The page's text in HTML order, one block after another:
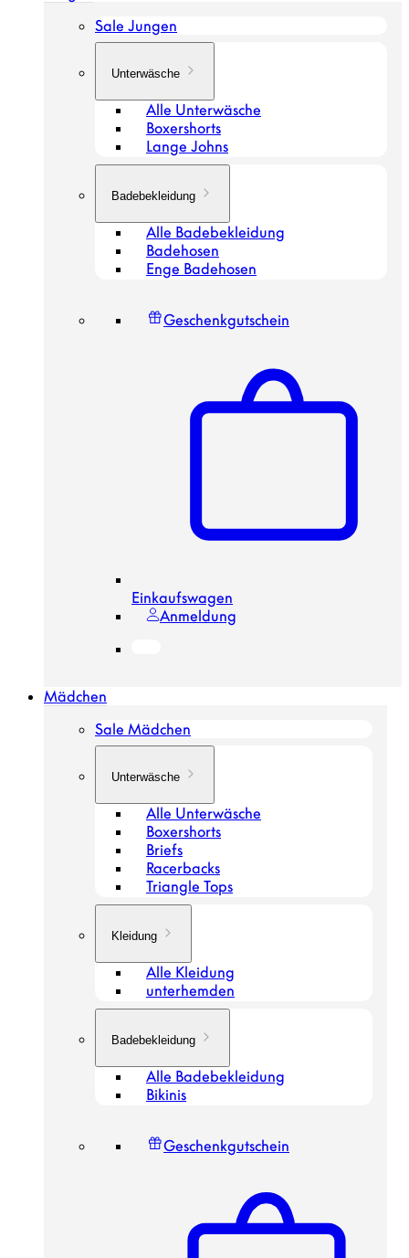
Sale Jungen
Unterwäsche
Alle Unterwäsche
Boxershorts
Lange Johns
Badebekleidung
Alle Badebekleidung
Badehosen
Enge Badehosen
Geschenkgutschein
Einkaufswagen
Anmeldung
Mädchen
Sale Mädchen
Unterwäsche
Alle Unterwäsche
Boxershorts
Briefs
Racerbacks
Triangle Tops
Kleidung
Alle Kleidung
unterhemden
Badebekleidung
Alle Badebekleidung
Bikinis
Geschenkgutschein